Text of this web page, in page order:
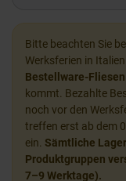
Bitte beachten Sie
Werksferien in
Bestellware-Fliesen
kommt. Bezahlte
noch vor den
treffen erst ab dem
ein. Sämtliche
Produktgruppen
7–9 Werktage).